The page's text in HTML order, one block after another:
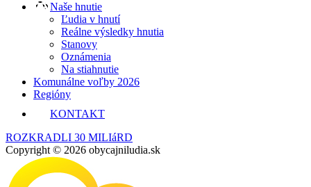
Naše hnutie
Ľudia v hnutí
Reálne výsledky hnutia
Stanovy
Oznámenia
Na stiahnutie
Komunálne voľby 2026
Regióny
KONTAKT
ROZKRADLI 30 MILIáRD
Copyright © 2026 obycajniludia.sk